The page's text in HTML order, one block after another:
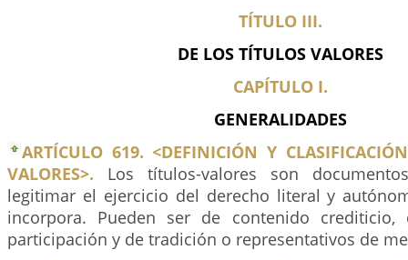
TÍTULO III.
DE LOS TÍTULOS VALORES
CAPÍTULO I.
GENERALIDADES
ARTÍCULO 619. <DEFINICIÓN Y
VALORES>. Los títulos-valores son
legitimar el ejercicio del derecho literal y
incorpora. Pueden ser de contenido crediticio,
participación y de tradición o representativos de